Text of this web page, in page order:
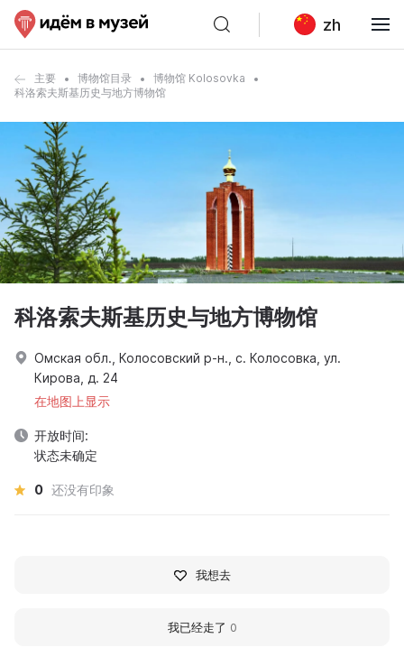
zh
主要 博物馆目录
博物馆 Kolosovka
科洛索夫斯基历史与地方博物馆
科洛索夫斯基历史与地方博物馆
Омская обл., Колосовский р-н., с. Колосовка, ул.
Кирова, д. 24
在地图上显示
开放时间:
状态未确定
0 还没有印象
我想去
我已经走了 0